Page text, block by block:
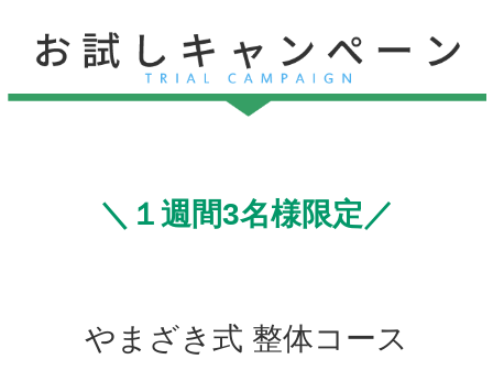
＼１週間3名様限定／
やまざき式 整体コース